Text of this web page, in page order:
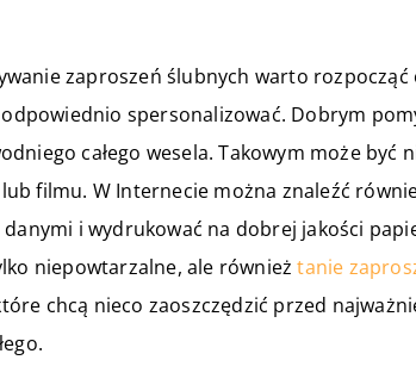
zaproszeń ślubnych warto
spersonalizować. Dobrym
całego wesela. Takowym może
filmu. W Internecie można znaleźć
danymi i wydrukować na dobrej jakości
niepowtarzalne, ale równieżtanie
chcą nieco zaoszczędzić przed